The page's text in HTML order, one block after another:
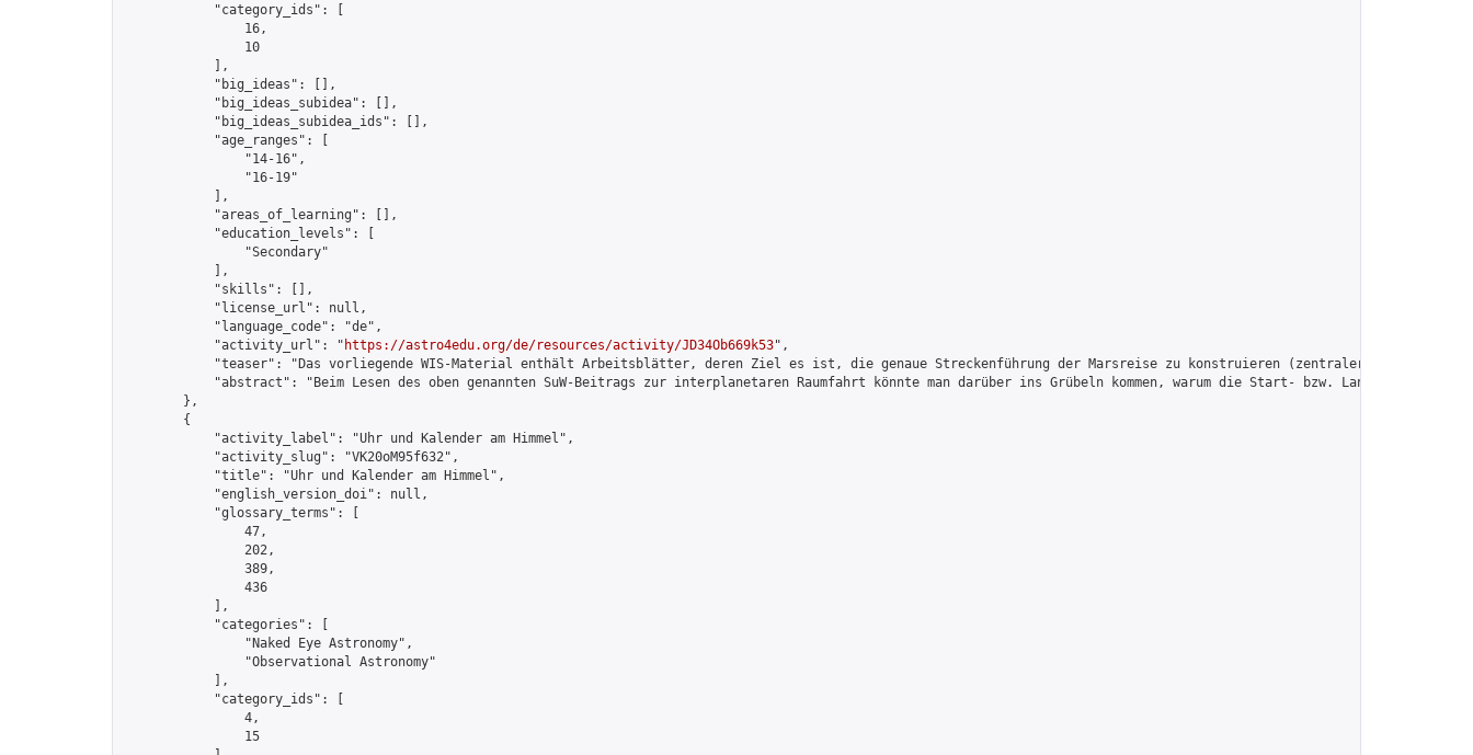
            "category_ids": [
                16,
                10
            ],
            "big_ideas": [],
            "big_ideas_subidea": [],
            "big_ideas_subidea_ids": [],
            "age_ranges": [
                "14-16",
                "16-19"
            ],
            "areas_of_learning": [],
            "education_levels": [
                "Secondary"
            ],
            "skills": [],
            "license_url": null,
            "language_code": "de",
            "activity_url": "
https://astro4edu.org/de/resources/activity/JD34Ob669k53",
"teaser": "Das vorliegende WIS-Material enthält Arbeitsblätter, deren Ziel es ist, die genaue Streckenführung der Marsreise zu konstruieren (zentraler Begriff:
"abstract": "Beim Lesen des oben genannten SuW-Beitrags zur interplanetaren Raumfahrt könnte man darüber ins Grübeln kommen, warum die Start- bzw. Landedaten
        },
        {
            "activity_label": "Uhr und Kalender am Himmel",
            "activity_slug": "VK20oM95f632",
            "title": "Uhr und Kalender am Himmel",
            "english_version_doi": null,
            "glossary_terms": [
                47,
                202,
                389,
                436
            ],
            "categories": [
                "Naked Eye Astronomy",
                "Observational Astronomy"
            ],
            "category_ids": [
                4,
                15